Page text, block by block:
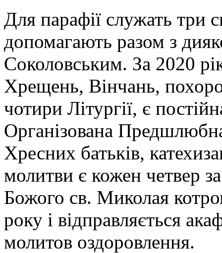
Для парафії служать три
допомагають разом з
Соколовським. За 2020
Хрещень, Вінчань,
чотири Літургії, є
Організована
Хресних батьків,
молитви є кожен четвер
Божого св. Миколая
року і відправляється
молитов оздоровлення.